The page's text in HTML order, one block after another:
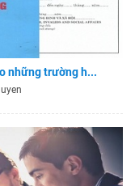
những trường h...